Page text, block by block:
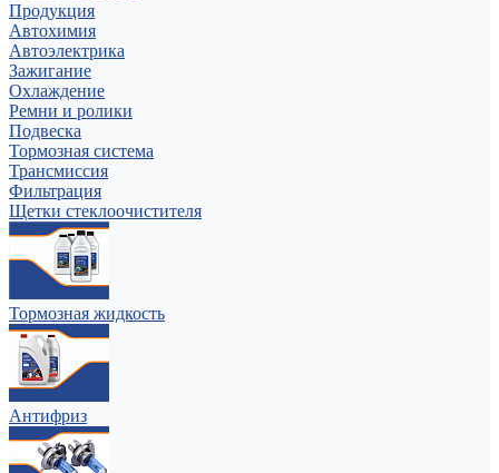
Продукция
Автохимия
Автоэлектрика
Зажигание
Охлаждение
Ремни и ролики
Подвеска
Тормозная система
Трансмиссия
Фильтрация
Щетки стеклоочистителя
Тормозная жидкость
Антифриз